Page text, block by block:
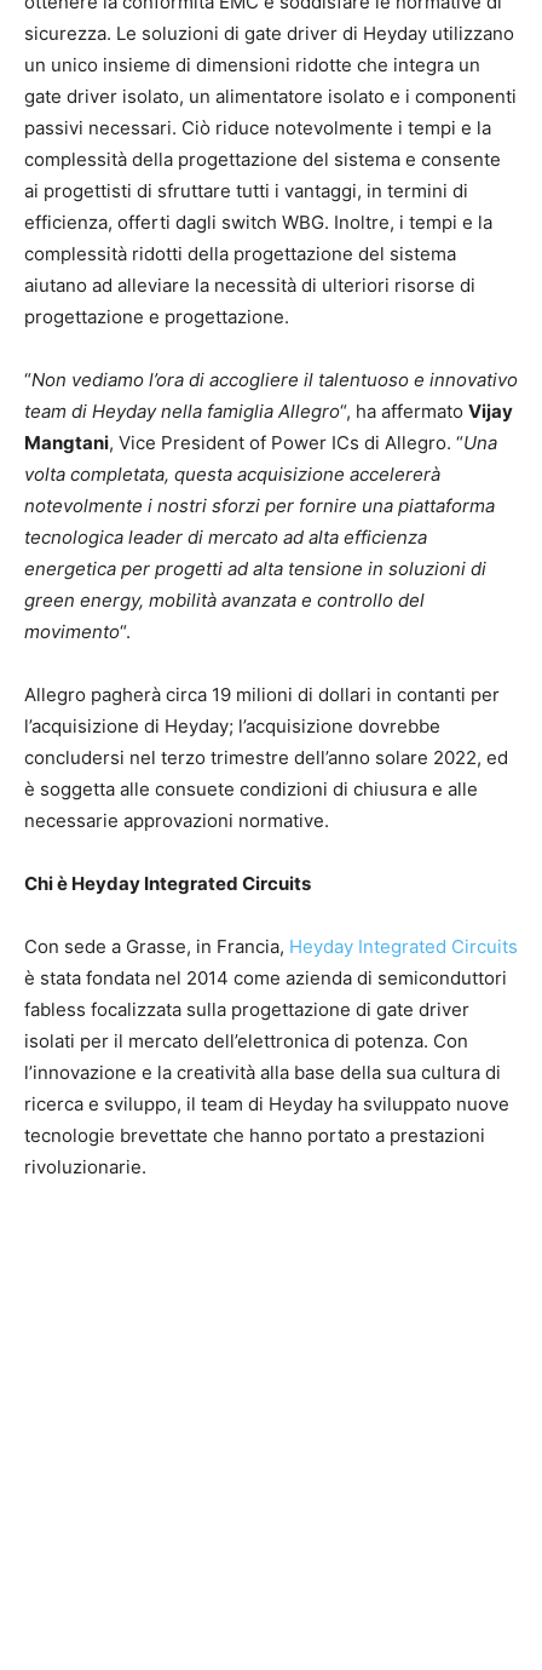
sicurezza. Le soluzioni di gate driver di Heyday utilizzano
un unico insieme di dimensioni ridotte che integra un
gate driver isolato, un alimentatore isolato e i componenti
passivi necessari. Ciò riduce notevolmente i tempi e la
complessità della progettazione del sistema e consente
ai progettisti di sfruttare tutti i vantaggi, in termini di
efficienza, offerti dagli switch WBG. Inoltre, i tempi e la
complessità ridotti della progettazione del sistema
aiutano ad alleviare la necessità di ulteriori risorse di
progettazione e progettazione.
“Non vediamo l’ora di accogliere il talentuoso e innovativo
team di Heyday nella famiglia Allegro“, ha affermato Vijay
Mangtani, Vice President of Power ICs di Allegro. “Una
volta completata, questa acquisizione accelererà
notevolmente i nostri sforzi per fornire una piattaforma
tecnologica leader di mercato ad alta efficienza
energetica per progetti ad alta tensione in soluzioni di
green energy, mobilità avanzata e controllo del
movimento“.
Allegro pagherà circa 19 milioni di dollari in contanti per
l’acquisizione di Heyday; l’acquisizione dovrebbe
concludersi nel terzo trimestre dell’anno solare 2022, ed
è soggetta alle consuete condizioni di chiusura e alle
necessarie approvazioni normative.
Chi è Heyday Integrated Circuits
Con sede a Grasse, in Francia, Heyday Integrated Circuits
è stata fondata nel 2014 come azienda di semiconduttori
fabless focalizzata sulla progettazione di gate driver
isolati per il mercato dell’elettronica di potenza. Con
l’innovazione e la creatività alla base della sua cultura di
ricerca e sviluppo, il team di Heyday ha sviluppato nuove
tecnologie brevettate che hanno portato a prestazioni
rivoluzionarie.